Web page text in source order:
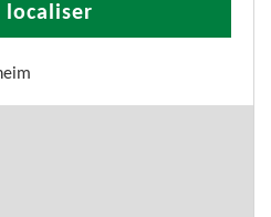
localiser